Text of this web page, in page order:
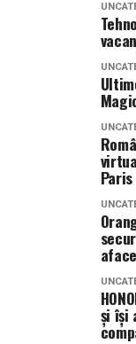
Dacă îți plac
ingredientele
preferi aromele
de smochină,
pentru serile de
Indiferent de
ideal să
inspirate din
de la
ingredientele
pot exista în
Paris
și își